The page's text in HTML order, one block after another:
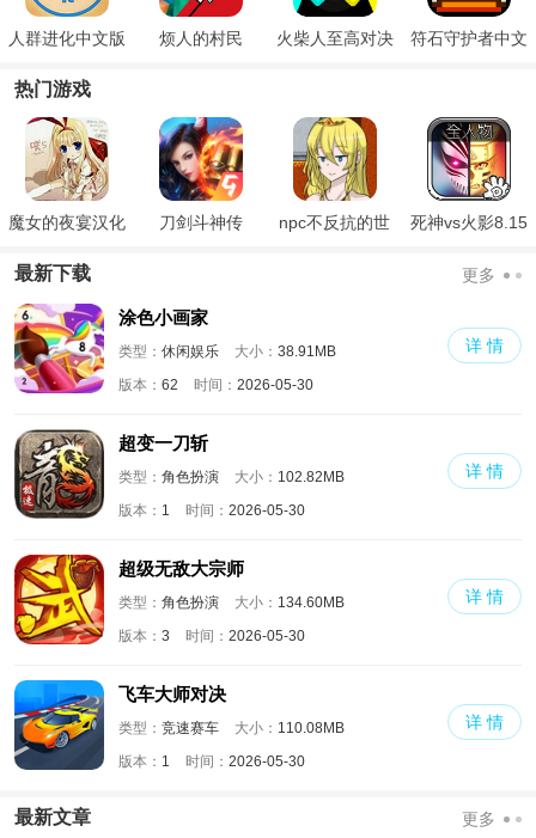
人群进化中文版 烦人的村民 火柴人至高对决
符石守护者中文
热门游戏
魔女的夜宴汉化
刀剑斗神传
npc不反抗的世
死神vs火影8.15
最新下载 更多
涂色小画家
类型： 休闲娱乐 大小： 38.91MB
版本： 62 时间： 2026-05-30
详 情
超变一刀斩
类型： 角色扮演 大小： 102.82MB
版本： 1 时间： 2026-05-30
详 情
超级无敌大宗师
类型： 角色扮演 大小： 134.60MB
版本： 3 时间： 2026-05-30
详 情
飞车大师对决
类型： 竞速赛车 大小： 110.08MB
版本： 1 时间： 2026-05-30
详 情
最新文章 更多